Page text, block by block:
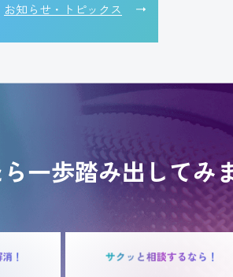
お知らせ・トピックス
一歩踏み出してみ